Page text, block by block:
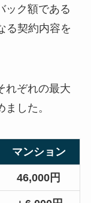
ック額である
る契約内容を
れぞれの最大
した。
マンション
46,000円